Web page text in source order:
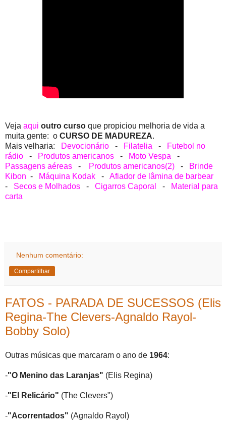
Veja aqui outro curso que propiciou melhoria de vida a
muita gente: o CURSO DE MADUREZA.
Mais velharia:
Devocionário - Filatelia -
Futebol no
rádio - Produtos americanos - Moto Vespa -
Passagens aéreas - Produtos americanos(2) -
Brinde
Kibon - Máquina Kodak - Afiador de lâmina de barbear
- Secos e Molhados - Cigarros Caporal -
Material para
carta
Nenhum comentário:
Compartilhar
FATOS - PARADA DE SUCESSOS (Elis
Regina-The Clevers-Agnaldo Rayol-
Bobby Solo)
Outras músicas que marcaram o ano de 1964:
-"O Menino das Laranjas" (Elis Regina)
-"El Relicário" (The Clevers")
-"Acorrentados" (Agnaldo Rayol)